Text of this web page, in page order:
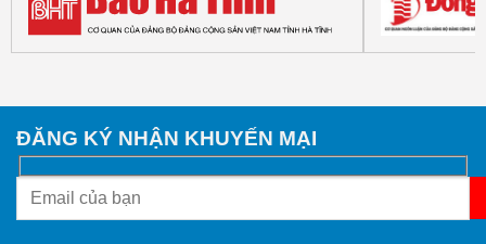
ĐĂNG KÝ NHẬN KHUYẾN MẠI